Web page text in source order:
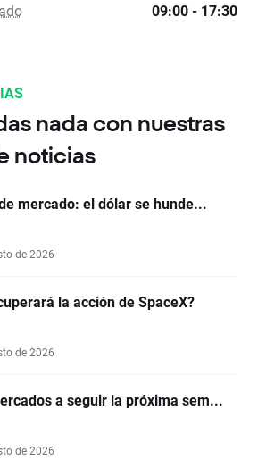
09:00 - 17:30
nada con nuestras
noticias
mercado: el dólar se hunde...
de 2026
la acción de SpaceX?
de 2026
a seguir la próxima sem...
de 2026